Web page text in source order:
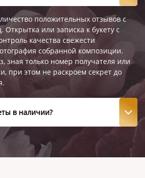
положительных отзывов с
Открытка или записка к букету с
качества свежести
собранной композиции.
зная только номер получателя или
при этом не раскроем секрет до
в наличии?